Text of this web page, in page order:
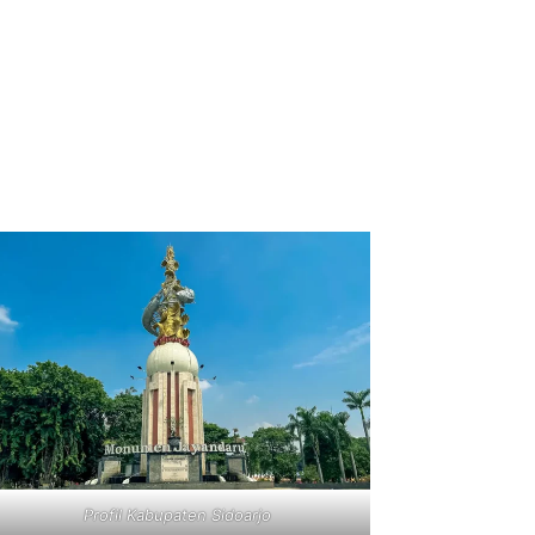
Profil Kabupaten Sidoarjo